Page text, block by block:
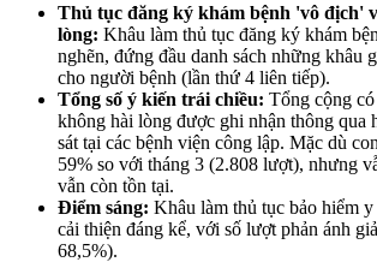
Thủ tục đăng ký khám bệnh 'vô địch'
lòng: Khâu làm thủ tục đăng ký khám
nghẽn, đứng đầu danh sách những khâu
cho người bệnh (lần thứ 4 liên tiếp).
Tổng số ý kiến trái chiều: Tổng cộng
không hài lòng được ghi nhận thông qua
sát tại các bệnh viện công lập. Mặc dù
59% so với tháng 3 (2.808 lượt), nhưng
vẫn còn tồn tại.
Điểm sáng: Khâu làm thủ tục bảo hiểm
cải thiện đáng kể, với số lượt phản ánh
68,5%).